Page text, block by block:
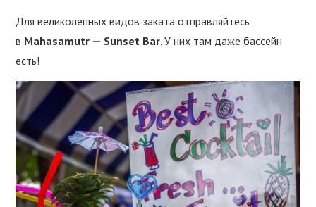
Для великолепных видов заката отправляйтесь
в Mahasamutr — Sunset Bar. У них там даже бассейн
есть!